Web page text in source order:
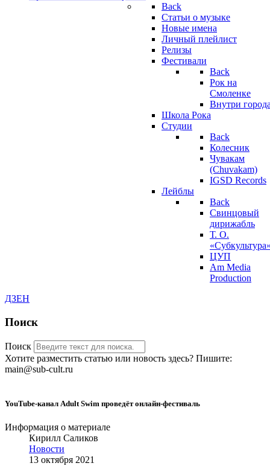
Back
Статьи о музыке
Новые имена
Личный плейлист
Релизы
Фестивали
Back
Рок на
Смоленке
Внутри
Школа Рока
Студии
Back
Колесник
Чувакам
(Chuvakam)
IGSD Records
Лейблы
Back
Свинцовый
дирижабль
Т. О.
ЦУП
Am Media
Production
ДЗЕН
Поиск
Поиск
Хотите разместить статью или новость здесь? Пишите:
main@sub-cult.ru
YouTube-канал Adult Swim проведёт онлайн-фестиваль
Информация о материале
Кирилл Саликов
Новости
13 октября 2021